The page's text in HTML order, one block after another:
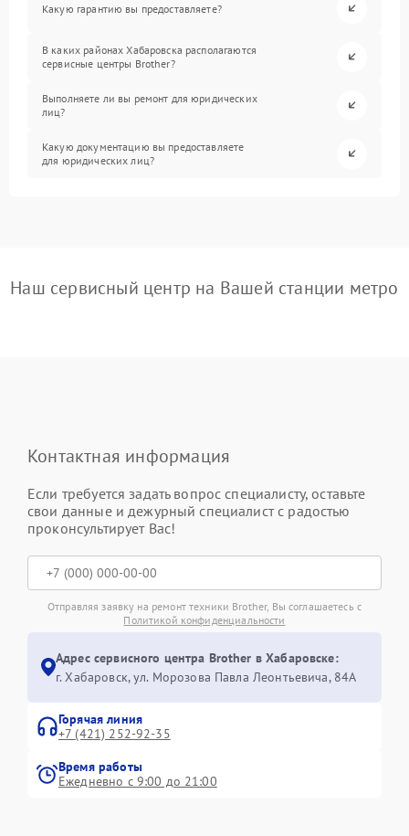
Какую гарантию вы предоставляете?
В каких районах Хабаровска располагаются
сервисные центры Brother?
Выполняете ли вы ремонт для юридических
лиц?
Какую документацию вы предоставляете
для юридических лиц?
Наш сервисный центр на Вашей станции метро
Контактная информация
Если требуется задать вопрос специалисту, оставьте
свои данные и дежурный специалист с радостью
проконсультирует Вас!
Отправляя заявку на ремонт техники Brother, Вы соглашаетесь с
Политикой конфиденциальности
Адрес сервисного центра Brother в Хабаровске:
г. Хабаровск, ул. Морозова Павла Леонтьевича, 84А
Горячая линия
+7 (421) 252-92-35
Время работы
Ежедневно с 9:00 до 21:00